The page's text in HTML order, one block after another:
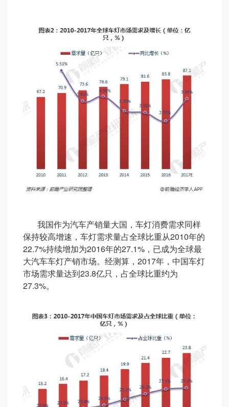
我国作为汽车产销量大国，车灯消费需求同样
保持较高增速，车灯需求量占全球比重从2010年的
22.7%持续增加为2016年的27.1%，已成为全球最
大汽车车灯产销市场。经测算，2017年，中国车灯
市场需求量达到23.8亿只，占全球比重约为
27.3%。